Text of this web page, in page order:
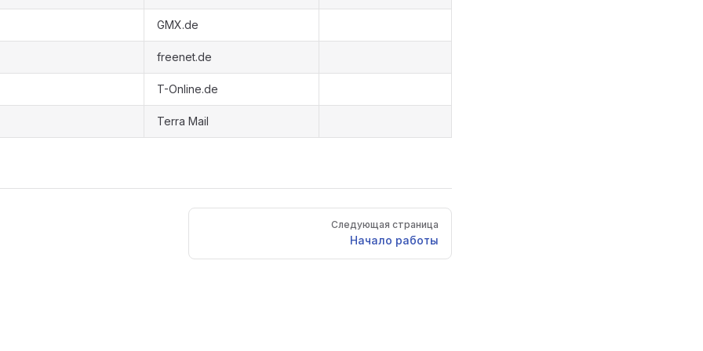
GMX.de
freenet.de
T-Online.de
Terra Mail
Следующая страница
Начало работы